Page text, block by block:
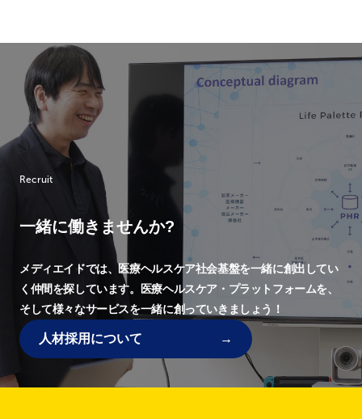
Recruit
一緒に働きませんか?
メディエイドでは、医療ヘルスケア社会基盤を一緒に創出してい
く仲間を探しています。
医療ヘルスケア・プラットフォームを、
そして様々なサービスを一緒に創っていきましょう！
人材採用について